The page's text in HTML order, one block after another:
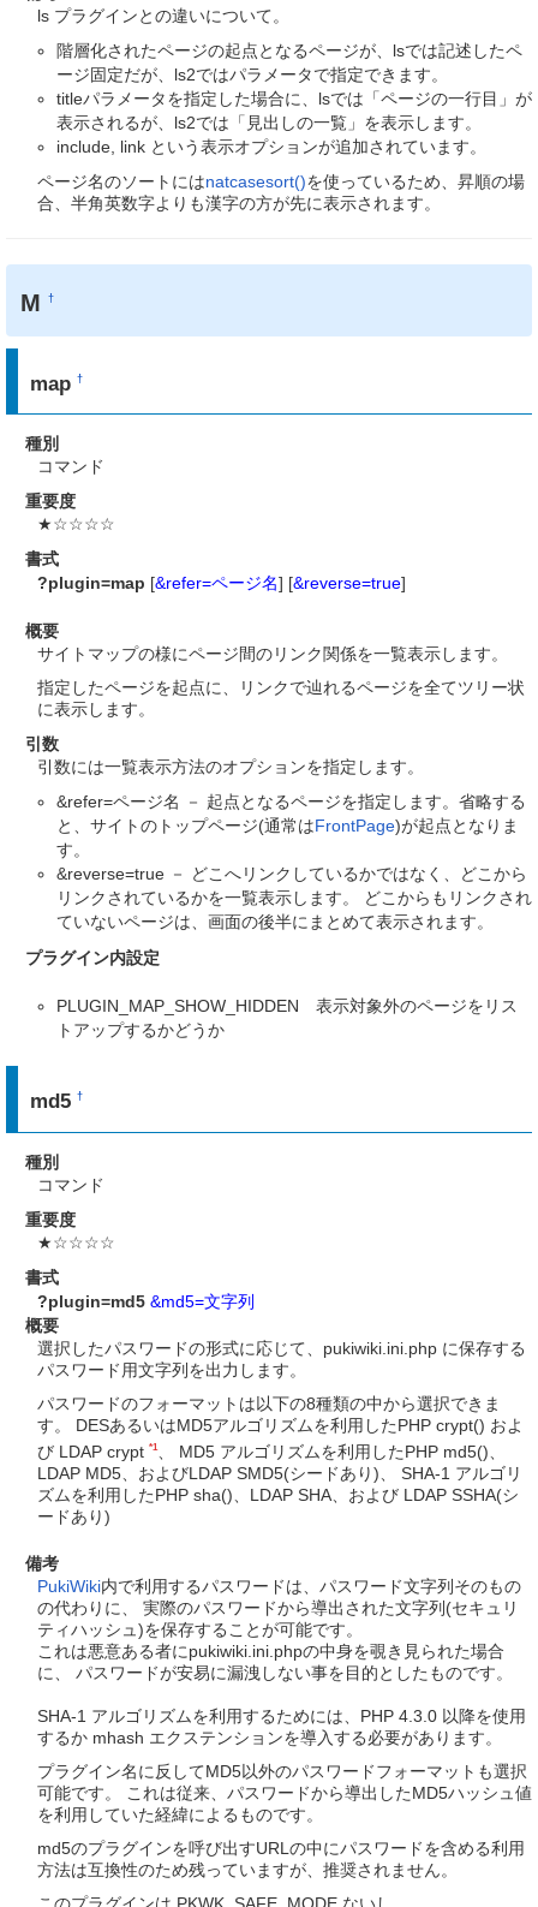
ls プラグインとの違いについて。
階層化されたページの起点となるページが、lsでは記述したペ
ージ固定だが、ls2ではパラメータで指定できます。
titleパラメータを指定した場合に、lsでは「ページの一行目」が
表示されるが、ls2では「見出しの一覧」を表示します。
include, link という表示オプションが追加されています。
ページ名のソートにはnatcasesort()を使っているため、昇順の場
合、半角英数字よりも漢字の方が先に表示されます。
M†
map†
種別
コマンド
重要度
★☆☆☆☆
書式
?plugin=map [&refer=ページ名] [&reverse=true]
概要
サイトマップの様にページ間のリンク関係を一覧表示します。
指定したページを起点に、リンクで辿れるページを全てツリー状
に表示します。
引数
引数には一覧表示方法のオプションを指定します。
&refer=ページ名 － 起点となるページを指定します。省略する
と、サイトのトップページ(通常はFrontPage)が起点となりま
す。
&reverse=true － どこへリンクしているかではなく、どこから
リンクされているかを一覧表示します。 どこからもリンクされ
ていないページは、画面の後半にまとめて表示されます。
プラグイン内設定
PLUGIN_MAP_SHOW_HIDDEN 表示対象外のページをリス
トアップするかどうか
md5†
種別
コマンド
重要度
★☆☆☆☆
書式
?plugin=md5 &md5=文字列
概要
選択したパスワードの形式に応じて、pukiwiki.ini.php に保存する
パスワード用文字列を出力します。
パスワードのフォーマットは以下の8種類の中から選択できま
す。 DESあるいはMD5アルゴリズムを利用したPHP crypt() およ
び LDAP crypt *1、 MD5 アルゴリズムを利用したPHP md5()、
LDAP MD5、およびLDAP SMD5(シードあり)、 SHA-1 アルゴリ
ズムを利用したPHP sha()、LDAP SHA、および LDAP SSHA(シ
ードあり)
備考
PukiWiki内で利用するパスワードは、パスワード文字列そのもの
の代わりに、 実際のパスワードから導出された文字列(セキュリ
ティハッシュ)を保存することが可能です。
これは悪意ある者にpukiwiki.ini.phpの中身を覗き見られた場合
に、 パスワードが安易に漏洩しない事を目的としたものです。
SHA-1 アルゴリズムを利用するためには、PHP 4.3.0 以降を使用
するか mhash エクステンションを導入する必要があります。
プラグイン名に反してMD5以外のパスワードフォーマットも選択
可能です。 これは従来、パスワードから導出したMD5ハッシュ値
を利用していた経緯によるものです。
md5のプラグインを呼び出すURLの中にパスワードを含める利用
方法は互換性のため残っていますが、推奨されません。
このプラグインは PKWK_SAFE_MODE ないし